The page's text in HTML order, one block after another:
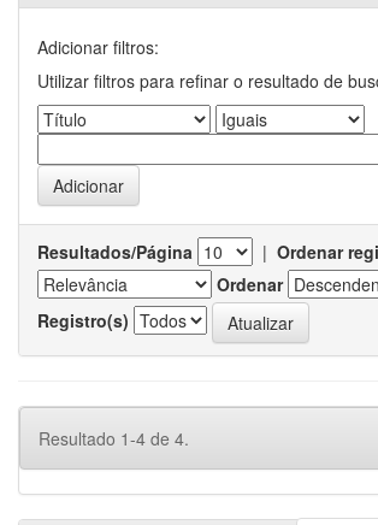
Adicionar filtros:
Utilizar filtros para refinar o resultado de
Resultados/Página | Ordenar
Ordenar
Registro(s)
Resultado 1-4 de 4.